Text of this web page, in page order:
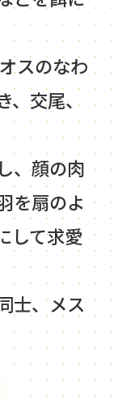
スのなわ
、交尾、
、顔の肉
を扇のよ
して求愛
士、メス